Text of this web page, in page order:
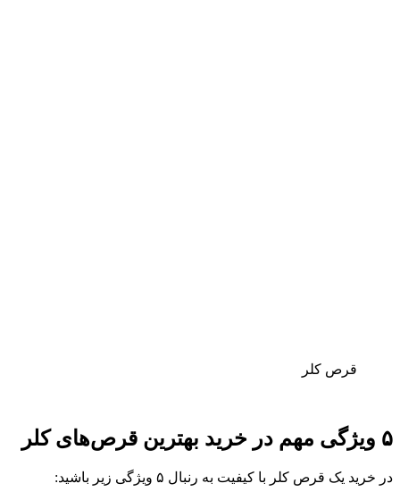
قرص کلر
۵ ویژگی‌ مهم در خرید بهترین قرص‌های کلر
در خرید یک قرص‌ کلر با کیفیت به رنبال ۵ ویژگی زیر باشید: